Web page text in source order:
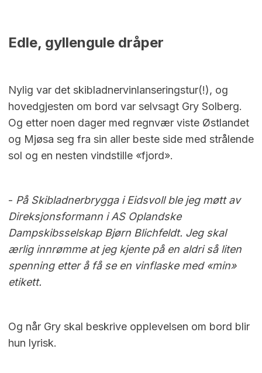
Edle, gyllengule dråper
Nylig var det skibladnervinlanseringstur(!), og
hovedgjesten om bord var selvsagt Gry Solberg.
Og etter noen dager med regnvær viste Østlandet
og Mjøsa seg fra sin aller beste side med strålende
sol og en nesten vindstille «fjord».
- På Skibladnerbrygga i Eidsvoll ble jeg møtt av
Direksjonsformann i AS Oplandske
Dampskibsselskap Bjørn Blichfeldt. Jeg skal
ærlig innrømme at jeg kjente på en aldri så liten
spenning etter å få se en vinflaske med «min»
etikett.
Og når Gry skal beskrive opplevelsen om bord blir
hun lyrisk.